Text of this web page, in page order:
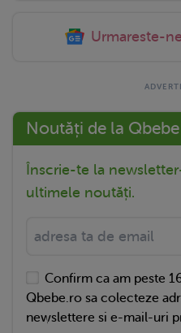
Urmareste-
Noutăți de la Qbebe
Înscrie-te la
ultimele noutăți.
Confirm ca am peste
Qbebe.ro sa colecteze
newslettere si e-mail-uri